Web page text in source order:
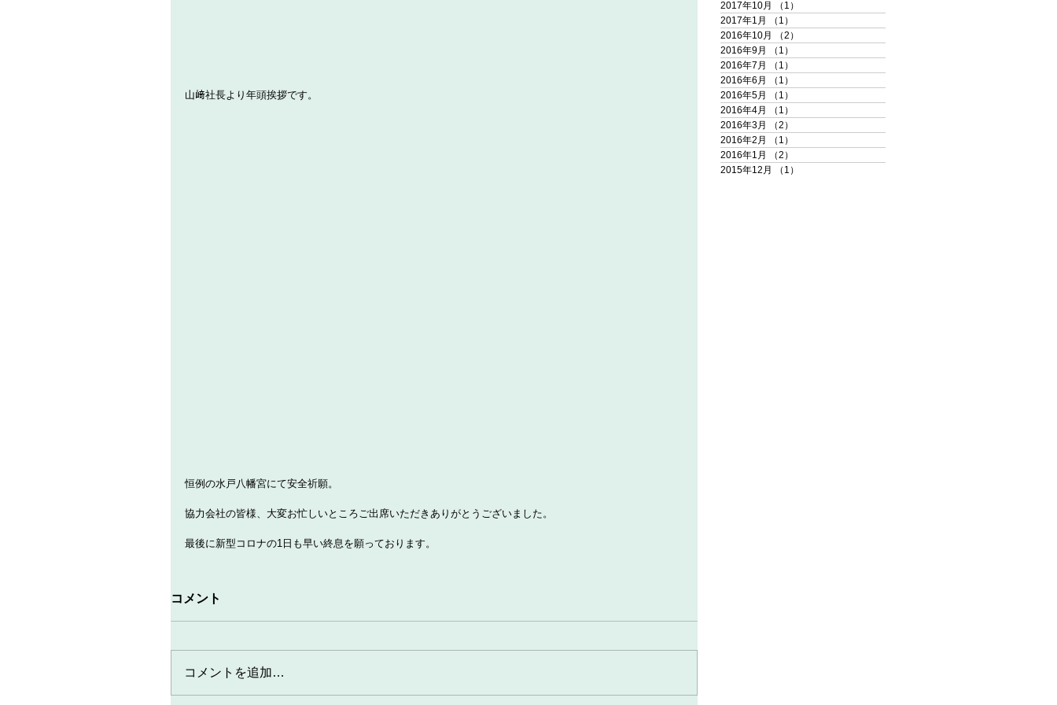
山﨑社長より年頭挨拶です。
恒例の水戸八幡宮にて安全祈願。
協力会社の皆様、大変お忙しいところご出席いただきありがとうございました。
最後に新型コロナの1日も早い終息を願っております。
コメント
コメントを追加…
2017年10月 （1）
2017年1月
（1）
2016年10月
（2）
2016年9月
（1）
2016年7月
（1）
2016年6月
（1）
2016年5月
（1）
2016年4月
（1）
2016年3月
（2）
2016年2月
（1）
2016年1月
（2）
2015年12月
（1）